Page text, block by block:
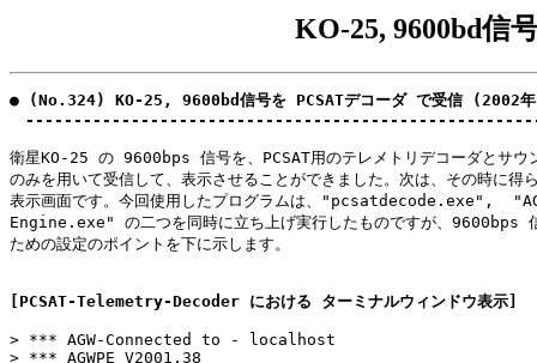
KO-25, 9600bd信
● (No.324) KO-25, 9600bd信号を PCSATデコーダ で受信 (2002
衛星KO-25 の 9600bps 信号を、PCSAT用のテレメトリデコーダとサウ
のみを用いて受信して、表示させることができました。次は、その時に得
表示画面です。今回使用したプログラムは、"pcsatdecode.exe",
Engine.exe" の二つを同時に立ち上げ実行したものですが、9600bps
ための設定のポイントを下に示します。
[PCSAT-Telemetry-Decoder における ターミナルウィンドウ表示]
> *** AGW-Connected to - localhost
> *** AGWPE V2001.38